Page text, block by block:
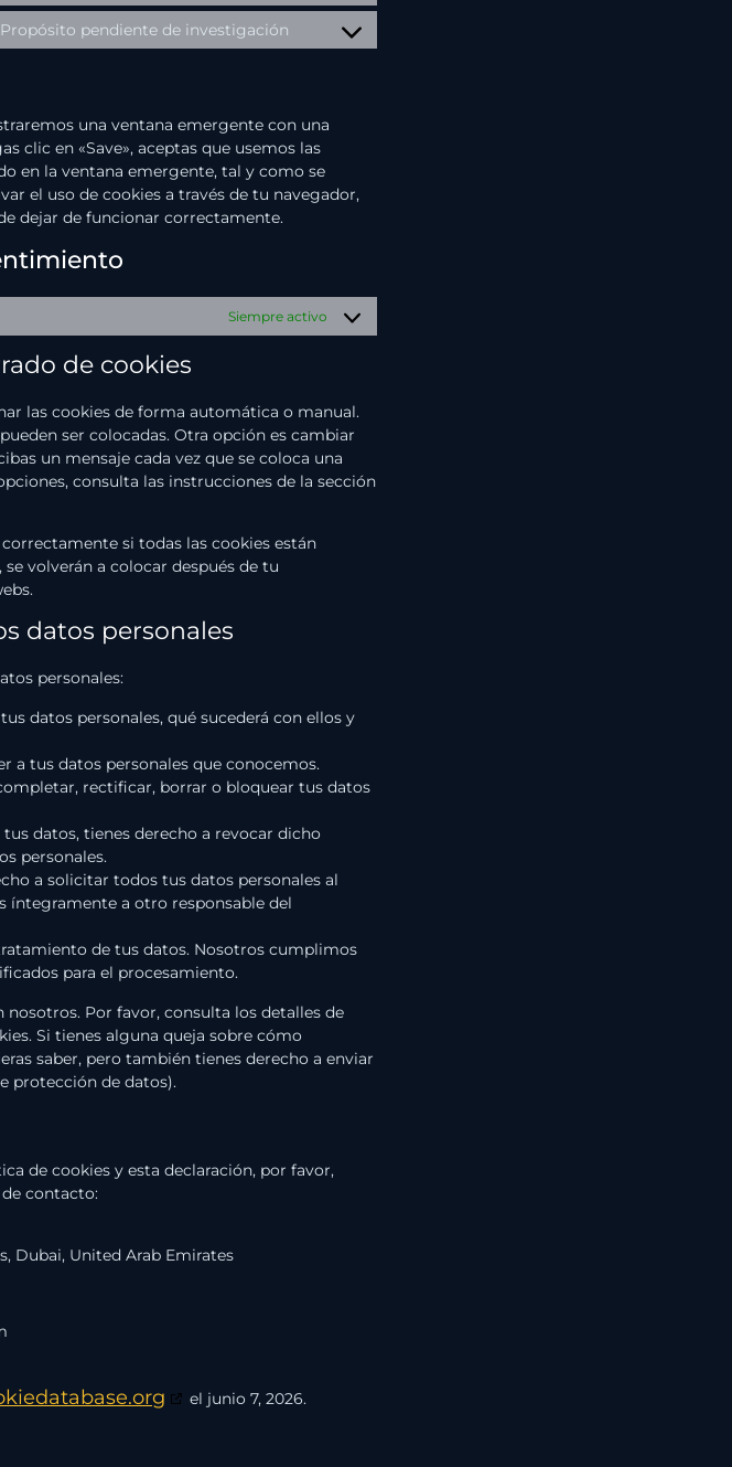
Propósito pendiente de investigación
una ventana emergente con una
clic en «Save», aceptas que usemos las
en la ventana emergente, tal y como se
el uso de cookies a través de tu navegador,
dejar de funcionar correctamente.
Siempre activo
de cookies
las cookies de forma automática o manual.
ser colocadas. Otra opción es cambiar
un mensaje cada vez que se coloca una
consulta las instrucciones de la sección
si todas las cookies están
volverán a colocar después de tu
datos personales
personales:
datos personales, qué sucederá con ellos y
a tus datos personales que conocemos.
rectificar, borrar o bloquear tus datos
datos, tienes derecho a revocar dicho
personales.
a solicitar todos tus datos personales al
íntegramente a otro responsable del
de tus datos. Nosotros cumplimos
para el procesamiento.
Por favor, consulta los detalles de
Si tienes alguna queja sobre cómo
saber, pero también tienes derecho a enviar
protección de datos).
de cookies y esta declaración, por favor,
contacto:
Dubai, United Arab Emirates
el junio 7, 2026.